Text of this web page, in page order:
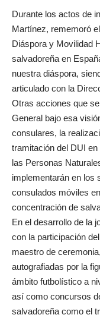
Durante los actos de
Martínez, rememoró
Diáspora y Movilidad
salvadoreña en
nuestra diáspora,
articulado con la
Otras acciones que
General bajo esa
consulares, la
tramitación del DUI
las Personas
implementarán en los
consulados móviles
concentración de
En el desarrollo de la
con la participación
maestro de
autografiadas por la
ámbito futbolístico a
así como concursos
salvadoreña como el